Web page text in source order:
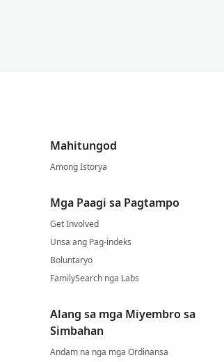
Mahitungod
Among Istorya
Mga Paagi sa Pagtampo
Get Involved
Unsa ang Pag-indeks
Boluntaryo
FamilySearch nga Labs
Alang sa mga Miyembro sa
Simbahan
Andam na nga mga Ordinansa